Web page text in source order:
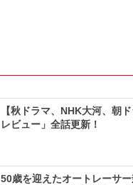
【秋ドラマ、NHK大河、朝
レビュー」全話更新！
50歳を迎えたオートレーサ